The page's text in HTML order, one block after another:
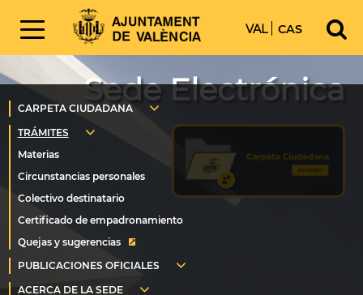
VAL CAS
Sede Electrónica
Quejas y sugerencias